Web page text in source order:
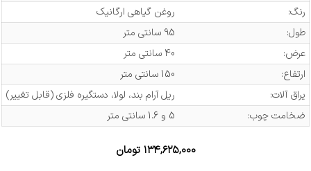
رنگ:
روغن گیاهی ارگانیک
طول:
95 سانتی متر
عرض:
40 سانتی متر
ارتفاع:
150 سانتی متر
یراق آلات:
ریل آرام بند، لولا، دستگیره فلزی (قابل تغییر)
ضخامت چوب:
5 و 1.6 سانتی متر
۱۳۴,۶۲۵,۰۰۰ تومان